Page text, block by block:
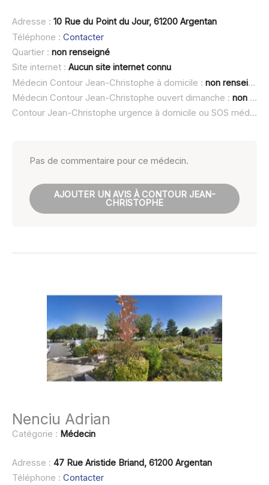
Adresse : 10 Rue du Point du Jour, 61200 Argentan
Téléphone : Contacter
Quartier : non renseigné
Site internet : Aucun site internet connu
Médecin Contour Jean-Christophe à domicile : non renseigné
Médecin Contour Jean-Christophe ouvert dimanche : non renseigné
Contour Jean-Christophe urgence à domicile ou SOS médecin :
Pas de commentaire pour ce médecin.
AJOUTER UN AVIS À CONTOUR JEAN-
CHRISTOPHE
Nenciu Adrian
Catégorie : Médecin
Adresse : 47 Rue Aristide Briand, 61200 Argentan
Téléphone : Contacter